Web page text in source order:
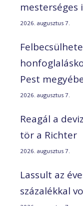
2026. augusztus 7.
Pest
2026. augusztus 7.
Reagál a
tör a Richter
2026. augusztus 7.
Lassult az
százalékkal